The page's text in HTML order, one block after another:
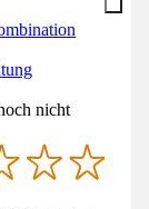
nicht